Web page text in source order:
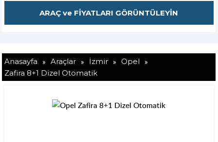
Anasayfa » Araçlar » İzmir » Opel »
Zafira 8+1 Dizel Otomatik